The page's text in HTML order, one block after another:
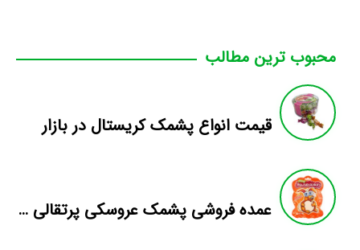
محبوب ترین مطالب
قیمت انواع پشمک کریستال در بازار
عمده فروشی پشمک عروسکی پرتقالی تبریز